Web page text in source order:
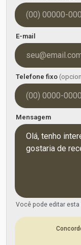
E-mail
Telefone fixo
Mensagem
Você pode editar esta